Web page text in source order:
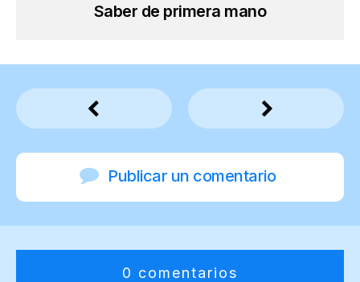
Saber de primera mano
Publicar un comentario
0 comentarios